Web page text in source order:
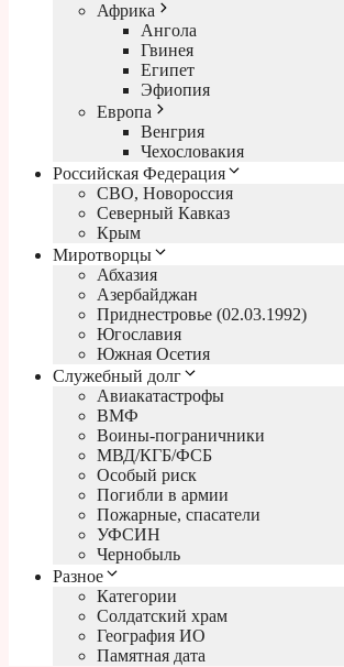
Африка
Ангола
Гвинея
Египет
Эфиопия
Европа
Венгрия
Чехословакия
Российская Федерация
СВО, Новороссия
Северный Кавказ
Крым
Миротворцы
Абхазия
Азербайджан
Приднестровье (02.03.1992)
Югославия
Южная Осетия
Служебный долг
Авиакатастрофы
ВМФ
Воины-пограничники
МВД/КГБ/ФСБ
Особый риск
Погибли в армии
Пожарные, спасатели
УФСИН
Чернобыль
Разное
Категории
Солдатский храм
География ИО
Памятная дата